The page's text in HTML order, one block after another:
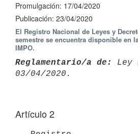
Promulgación: 17/04/2020
Publicación: 23/04/2020
El Registro Nacional de Leyes y
semestre se encuentra disponible en
IMPO.
Reglamentario/a de: Ley
Artículo 2